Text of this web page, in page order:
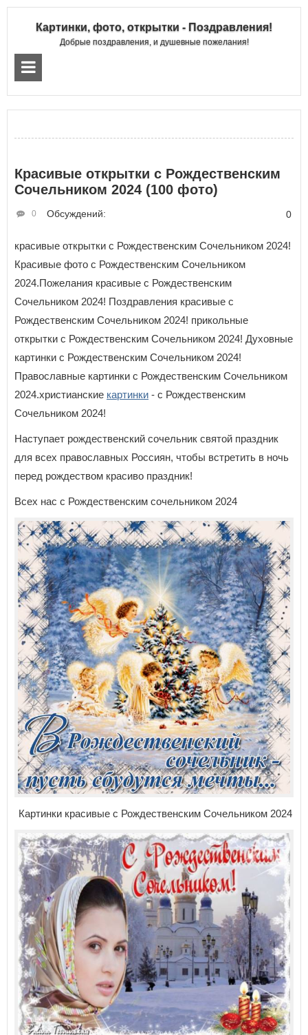
Картинки, фото, открытки - Поздравления!
Добрые поздравления, и душевные пожелания!
Красивые открытки с Рождественским
Сочельником 2024 (100 фото)
Обсуждений:
0 0
красивые открытки с Рождественским Сочельником 2024!
Красивые фото с Рождественским Сочельником
2024.Пожелания красивые с Рождественским
Сочельником 2024! Поздравления красивые с
Рождественским Сочельником 2024! прикольные
открытки с Рождественским Сочельником 2024! Духовные
картинки с Рождественским Сочельником 2024!
Православные картинки с Рождественским Сочельником
2024.христианские картинки - с Рождественским
Сочельником 2024!
Наступает рождественский сочельник святой праздник
для всех православных Россиян, чтобы встретить в ночь
перед рождеством красиво праздник!
Всех нас с Рождественским сочельником 2024
Картинки красивые с Рождественским Сочельником 2024